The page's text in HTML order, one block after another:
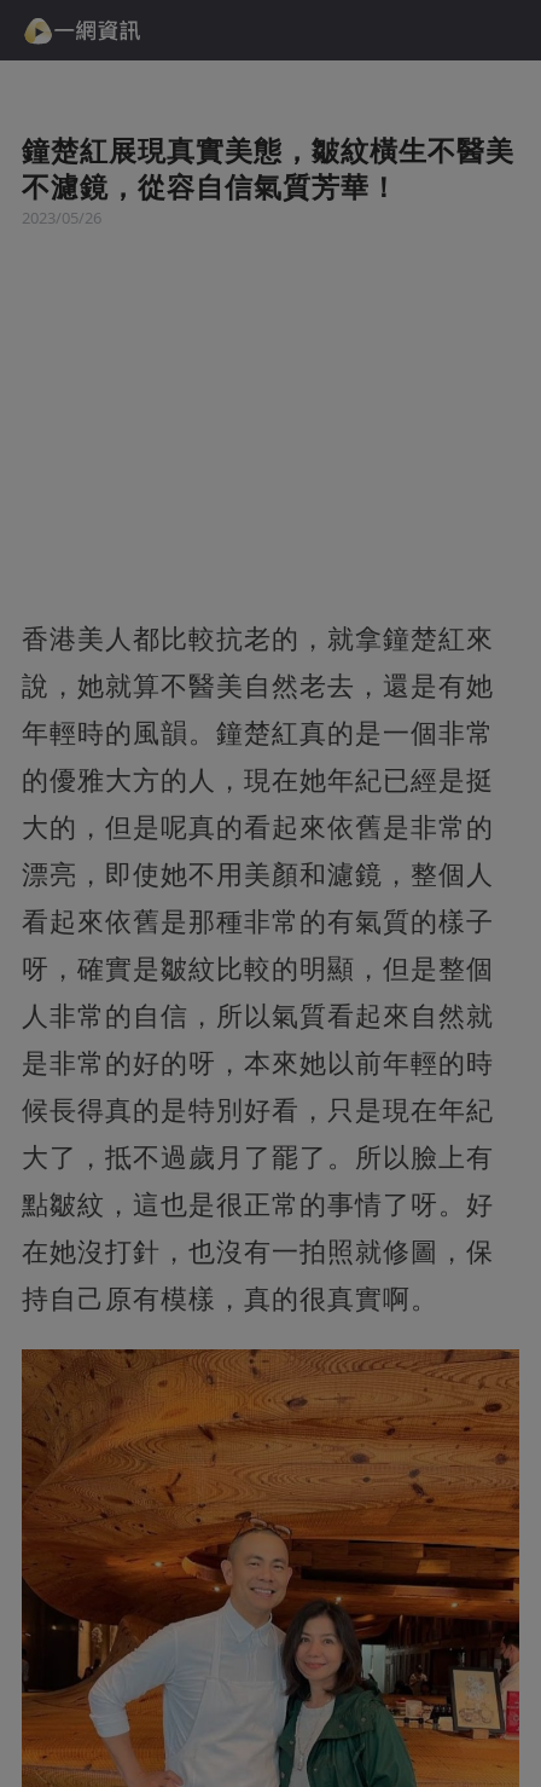
鐘楚紅展現真實美態，皺紋橫生不醫美
不濾鏡，從容自信氣質芳華！
2023/05/26
香港美人都比較抗老的，就拿鐘楚紅來
說，她就算不醫美自然老去，還是有她
年輕時的風韻。鐘楚紅真的是一個非常
的優雅大方的人，現在她年紀已經是挺
大的，但是呢真的看起來依舊是非常的
漂亮，即使她不用美顏和濾鏡，整個人
看起來依舊是那種非常的有氣質的樣子
呀，確實是皺紋比較的明顯，但是整個
人非常的自信，所以氣質看起來自然就
是非常的好的呀，本來她以前年輕的時
候長得真的是特別好看，只是現在年紀
大了，抵不過歲月了罷了。所以臉上有
點皺紋，這也是很正常的事情了呀。好
在她沒打針，也沒有一拍照就修圖，保
持自己原有模樣，真的很真實啊。